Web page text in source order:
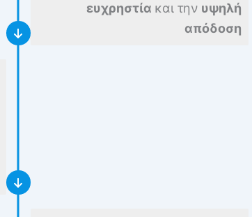
ευχρηστία και την υψηλή
απόδοση